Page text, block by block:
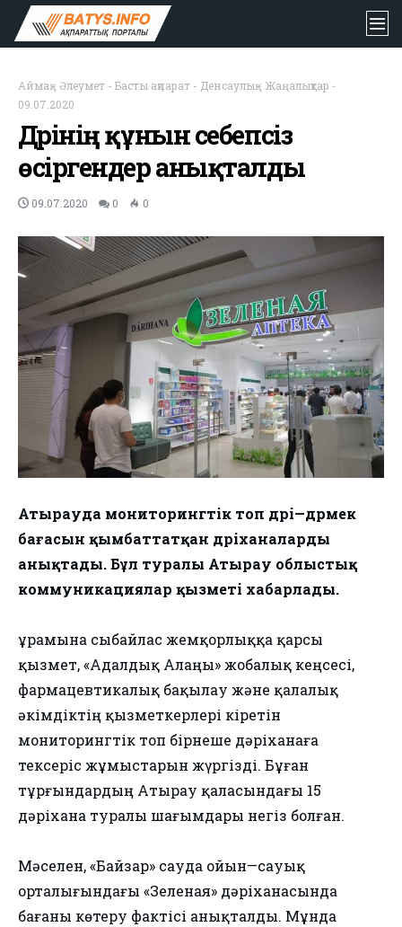
Аймақ- Әлеумет - Басты ақпарат - Денсаулық- Жаңалықтар -
09.07.2020
Дәрінің құнын себепсіз
өсіргендер анықталды
09.07.2020 0 0
Атырауда мониторингтік топ дәрі—дәрмек
бағасын қымбаттатқан дәріханаларды
анықтады. Бұл туралы Атырау облыстық
коммуникациялар қызметі хабарлады.
Құрамына сыбайлас жемқорлыққа қарсы
қызмет, «Адалдық Алаңы» жобалық кеңсесі,
фармацевтикалық бақылау және қалалық
әкімдіктің қызметкерлері кіретін
мониторингтік топ бірнеше дәріханаға
тексеріс жұмыстарын жүргізді. Бұған
тұрғындардың Атырау қаласындағы 15
дәріхана туралы шағымдары негіз болған.
Мәселен, «Байзар» сауда ойын—сауық
орталығындағы «Зеленая» дәріханасында
бағаны көтеру фактісі анықталды. Мұнда